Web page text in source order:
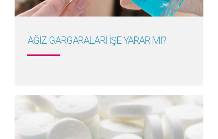
AĞIZ GARGARALARI İŞE YARAR MI?